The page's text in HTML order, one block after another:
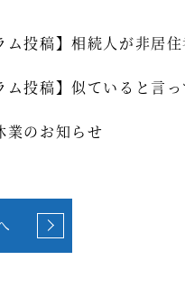
ム投稿】相続人が非居
ム投稿】似ていると言
業のお知らせ